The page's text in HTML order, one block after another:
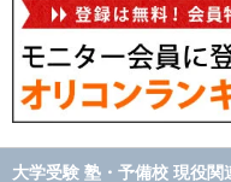
大学受験 塾・予備校 現役関